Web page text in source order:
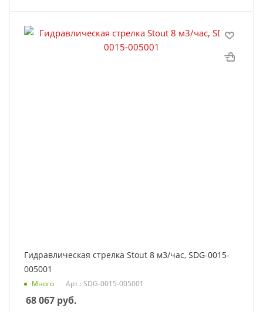
Гидравлическая стрелка Stout 8 м3/час, SDG-0015-
005001
Много Арт.: SDG-0015-005001
68 067 руб.